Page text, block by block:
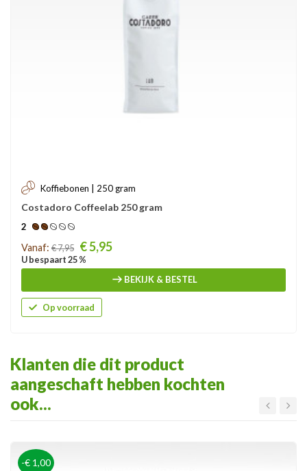
Koffiebonen | 250 gram
Costadoro Coffeelab 250 gram
2
Prijs
Vanaf: € 7,95 € 5,95
U bespaart 25 %
BEKIJK & BESTEL
Op voorraad
Klanten die dit product
aangeschaft hebben kochten
ook...
-€ 1,00